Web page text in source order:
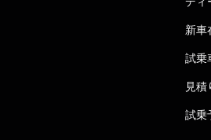
新車
試乗
見積
試乗